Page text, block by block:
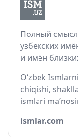
Полный
узбекских
и имён
O‘zbek
chiqishi,
ismlari
ismlar.com